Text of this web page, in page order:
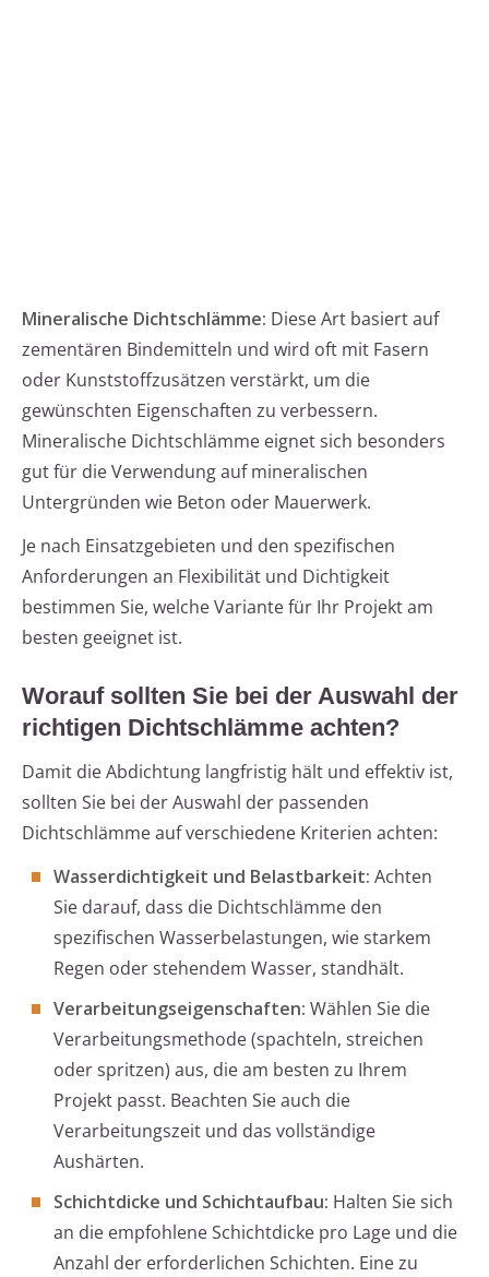
Mineralische Dichtschlämme: Diese Art basiert auf
zementären Bindemitteln und wird oft mit Fasern
oder Kunststoffzusätzen verstärkt, um die
gewünschten Eigenschaften zu verbessern.
Mineralische Dichtschlämme eignet sich besonders
gut für die Verwendung auf mineralischen
Untergründen wie Beton oder Mauerwerk.
Je nach Einsatzgebieten und den spezifischen
Anforderungen an Flexibilität und Dichtigkeit
bestimmen Sie, welche Variante für Ihr Projekt am
besten geeignet ist.
Worauf sollten Sie bei der Auswahl der
richtigen Dichtschlämme achten?
Damit die Abdichtung langfristig hält und effektiv ist,
sollten Sie bei der Auswahl der passenden
Dichtschlämme auf verschiedene Kriterien achten:
Wasserdichtigkeit und Belastbarkeit: Achten
Sie darauf, dass die Dichtschlämme den
spezifischen Wasserbelastungen, wie starkem
Regen oder stehendem Wasser, standhält.
Verarbeitungseigenschaften: Wählen Sie die
Verarbeitungsmethode (spachteln, streichen
oder spritzen) aus, die am besten zu Ihrem
Projekt passt. Beachten Sie auch die
Verarbeitungszeit und das vollständige
Aushärten.
Schichtdicke und Schichtaufbau: Halten Sie sich
an die empfohlene Schichtdicke pro Lage und die
Anzahl der erforderlichen Schichten. Eine zu